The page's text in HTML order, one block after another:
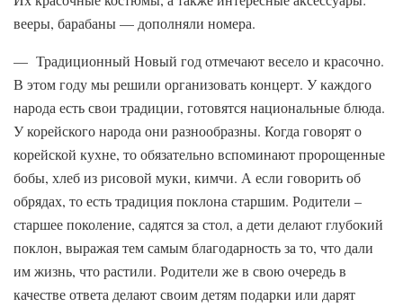
вееры, барабаны — дополняли номера.
— Традиционный Новый год отмечают весело и красочно.
В этом году мы решили организовать концерт. У каждого
народа есть свои традиции, готовятся национальные блюда.
У корейского народа они разнообразны. Когда говорят о
корейской кухне, то обязательно вспоминают пророщенные
бобы, хлеб из рисовой муки, кимчи. А если говорить об
обрядах, то есть традиция поклона старшим. Родители –
старшее поколение, садятся за стол, а дети делают глубокий
поклон, выражая тем самым благодарность за то, что дали
им жизнь, что растили. Родители же в свою очередь в
качестве ответа делают своим детям подарки или дарят